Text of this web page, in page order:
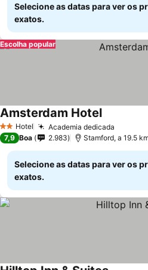
Selecione as datas para ver os
exatos.
Escolha popular
2 Estrelas
Hotel Academia dedicada
Amsterdam HotelVer preços
7,9 Boa 2.983 Stamford, a 19.5
Selecione as datas para ver os
exatos.